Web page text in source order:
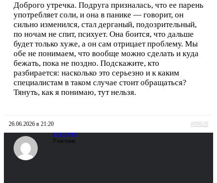
Доброго утречка. Подруга призналась, что ее парень
употребляет соли, и она в панике — говорит, он
сильно изменился, стал дерганый, подозрительный,
по ночам не спит, психует. Она боится, что дальше
будет только хуже, а он сам отрицает проблему. Мы
обе не понимаем, что вообще можно сделать и куда
бежать, пока не поздно. Подскажите, кто
разбирается: насколько это серьезно и к каким
специалистам в таком случае стоит обращаться?
Тянуть, как я понимаю, тут нельзя.
26.06.2026 в 21:20
#99620
hydrogenn
Участник